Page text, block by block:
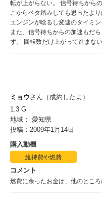
転が上がらない。 信号待ちから
こからベタ踏みしても思ったよ
エンジンが唸るし変速のタイミ
また、信号待ちからの加速もだ
ず。 回転数だけ上がって進まな
ミョウさん（成約したよ）
1.3 G
地域： 愛知県
投稿：2009年1月14日
購入動機
維持費や燃費
コメント
燃費に余ったお金は、他のところ